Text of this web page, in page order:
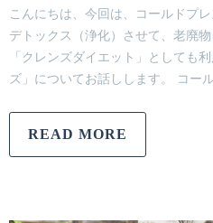
こんにちは、今回は、コールドプ
デトックス（浄化）させて、老廃
「クレンズダイエット」としても
ズ」についてお話しします。 コー
READ MORE